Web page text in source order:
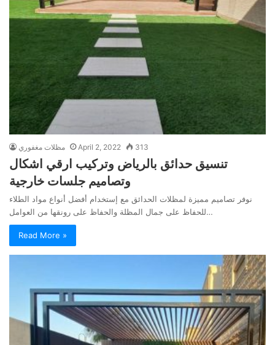
مظلات مغفوري April 2, 2022 313
تنسيق حدائق بالرياض وتركيب ارقي اشكال
وتصاميم جلسات خارجية
نوفر تصاميم مميزة لمظلات الحدائق مع إستخدام أفضل أنواع مواد الطلاء
للحفاظ على جمال المظلة والحفاظ على رونقها من ‏العوامل…
Read More »